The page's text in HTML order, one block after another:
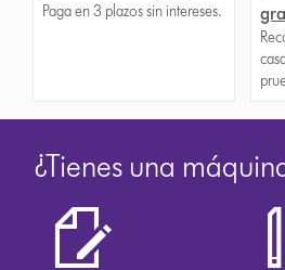
Paga en 3 plazos sin intereses.
¿Tienes una